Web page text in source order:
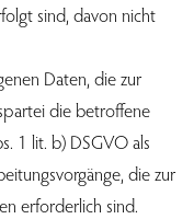
sind, davon nicht
Daten, die zur
die betroffene
1 lit. b) DSGVO als
die zur
erforderlich sind.